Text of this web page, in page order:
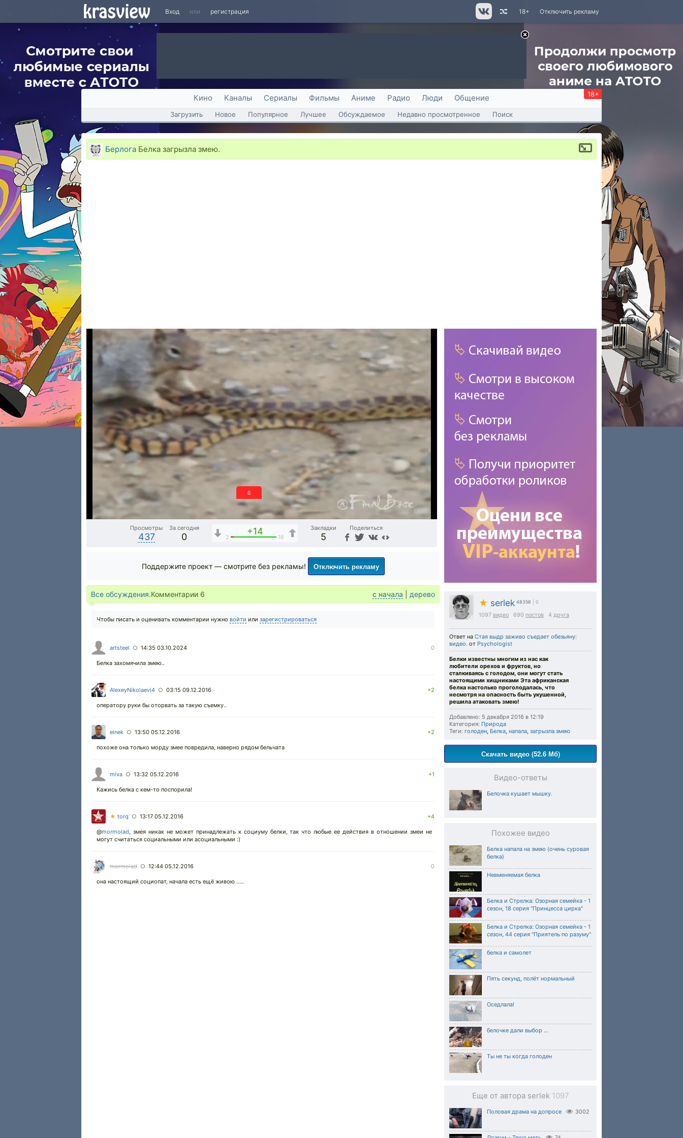
Вход или регистрация Отключить рекламу
18+
Кино Каналы Сериалы Фильмы Аниме Радио Люди Общение 18+
Загрузить Новое Популярное Лучшее Обсуждаемое Недавно просмотренное Поиск
Берлога Белка загрызла змею.
5
Просмотры
437
За сегодня
0
+14
2 16
Закладки
5
Поделиться
★ serlek 48358 | 0
1097 видео 690 постов 4 друга
Ответ на Стая выдр заживо съедает обезьяну:
видео. от Psychologist
Белки известны многим из нас как
любители орехов и фруктов, но
сталкиваясь с голодом, они могут стать
настоящими хищниками Эта африканская
белка настолько проголодалась, что
несмотря на опасность быть укушенной,
решила атаковать змею!
Добавлено: 5 декабря 2016 в 12:19
Категория: Природа
Теги: голоден, Белка, напала, загрызла змею
Скачать видео (52.6 Мб)
Видео-ответы
Белочка кушает мышку.
Похожее видео
Белка напала на змею (очень суровая
белка)
Невменяемая белка
Белка и Стрелка: Озорная семейка - 1
сезон, 18 серия "Принцесса цирка"
Белка и Стрелка: Озорная семейка - 1
сезон, 44 серия "Приятель по разуму"
белка и самолет
Пять секунд, полёт нормальный
Оседлала!
белочке дали выбор ...
Ты не ты когда голоден
Еще от автора serlek 1097
Половая драма на допросе 3002
Поддержите проект — смотрите без рекламы! Отключить рекламу
Все обсуждения.Комментарии 6 с начала дерево
Чтобы писать и оценивать комментарии нужно войти или зарегистрироваться
artsteel ○ 14:35 03.10.2024 0
Белка захомячила змею..
AlexeyNikolaevi4 ○ 03:15 09.12.2016 +2
оператору руки бы оторвать за такую съемку..
elnek ○ 13:50 05.12.2016 +2
похоже она только морду змее повредила, наверно рядом бельчата
miva ○ 13:32 05.12.2016 +1
Кажись белка с кем-то поспорила!
★ torq ○ 13:17 05.12.2016 +4
@mormolad, змея никак не может принадлежать к социуму белки, так что любые ее действия в отношении змеи не
могут считаться социальными или асоциальными :)
mormolad ○ 12:44 05.12.2016 0
она настоящий социопат, начала есть ещё живою .....